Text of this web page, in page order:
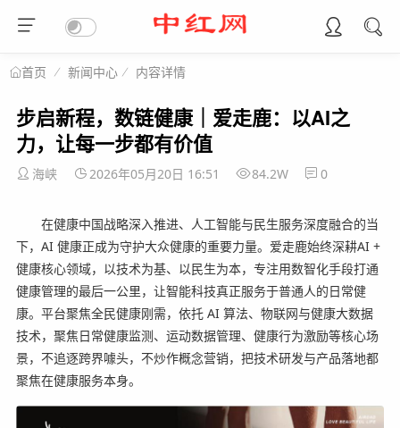
首页 新闻中心 内容详情
步启新程，数链健康｜爱走鹿：以AI之
力，让每一步都有价值
海峡 2026年05月20日 16:51 84.2W 0
在健康中国战略深入推进、人工智能与民生服务深度融合的当
下，AI 健康正成为守护大众健康的重要力量。爱走鹿始终深耕AI +
健康核心领域，以技术为基、以民生为本，专注用数智化手段打通
健康管理的最后一公里，让智能科技真正服务于普通人的日常健
康。 平台聚焦全民健康刚需，依托 AI 算法、物联网与健康大数据
技术，聚焦日常健康监测、运动数据管理、健康行为激励等核心场
景，不追逐跨界噱头，不炒作概念营销，把技术研发与产品落地都
聚焦在健康服务本身。